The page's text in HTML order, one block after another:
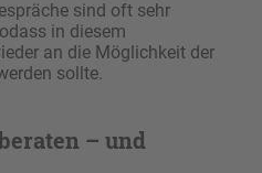
sind oft sehr
in diesem
an die Möglichkeit der
sollte.
– und